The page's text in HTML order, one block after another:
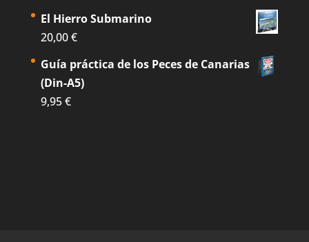
El Hierro Submarino
20,00€
Guía práctica de los Peces de Canarias
(Din-A5)
9,95€